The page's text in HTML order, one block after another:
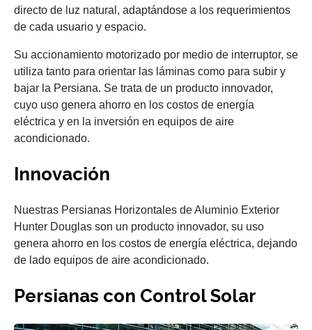
directo de luz natural, adaptándose a los requerimientos
de cada usuario y espacio.
Su accionamiento motorizado por medio de interruptor, se
utiliza tanto para orientar las láminas como para subir y
bajar la Persiana. Se trata de un producto innovador,
cuyo uso genera ahorro en los costos de energía
eléctrica y en la inversión en equipos de aire
acondicionado.
Innovación
Nuestras Persianas Horizontales de Aluminio Exterior
Hunter Douglas son un producto innovador, su uso
genera ahorro en los costos de energía eléctrica, dejando
de lado equipos de aire acondicionado.
Persianas con Control Solar